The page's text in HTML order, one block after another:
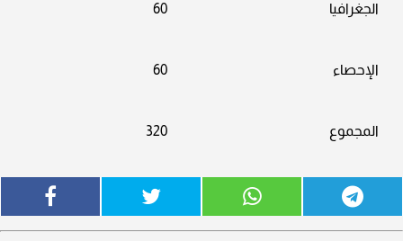
الجغرافيا 60
الإحصاء 60
المجموع 320